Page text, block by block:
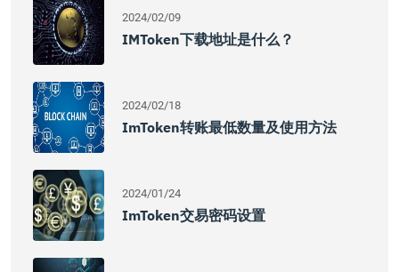
2024/02/09
IMToken下载地址是什么？
2024/02/18
ImToken转账最低数量及使用方法
2024/01/24
ImToken交易密码设置